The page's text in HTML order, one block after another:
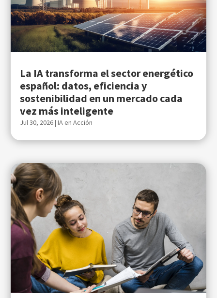
La IA transforma el sector energético
español: datos, eficiencia y
sostenibilidad en un mercado cada
vez más inteligente
Jul 30, 2026|IA en Acción